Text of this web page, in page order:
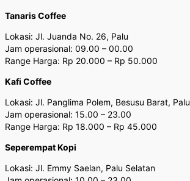
Tanaris Coffee
Lokasi: Jl. Juanda No. 26, Palu
Jam operasional: 09.00 – 00.00
Range Harga: Rp 20.000 – Rp 50.000
Kafi Coffee
Lokasi: Jl. Panglima Polem, Besusu Barat, Palu
Jam operasional: 15.00 – 23.00
Range Harga: Rp 18.000 – Rp 45.000
Seperempat Kopi
Lokasi: Jl. Emmy Saelan, Palu Selatan